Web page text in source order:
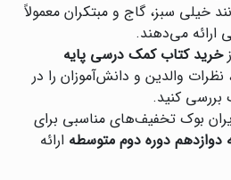
خیلی سبز، گاج و مبتکران معمولاً
ارائه می‌دهند.
خرید کتاب کمک درسی پایه
نظرات والدین و دانش‌آموزان را در
بررسی کنید.
بوک تخفیف‌های مناسبی برای
دوره دوم متوسطه ارائه